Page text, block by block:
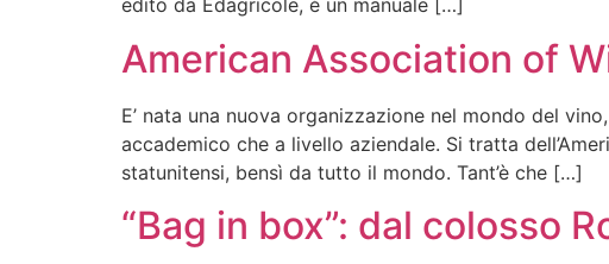
edito da Edagricole, è un manuale […]
American Association of
E’ nata una nuova organizzazione nel mondo del
accademico che a livello aziendale. Si tratta
statunitensi, bensì da tutto il mondo. Tant’è che […]
“Bag in box”: dal colosso